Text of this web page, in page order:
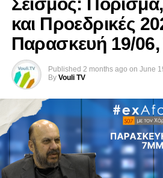
και Προεδρικές
Παρασκευή 19/
Published 2 months ago on June
By Vouli TV